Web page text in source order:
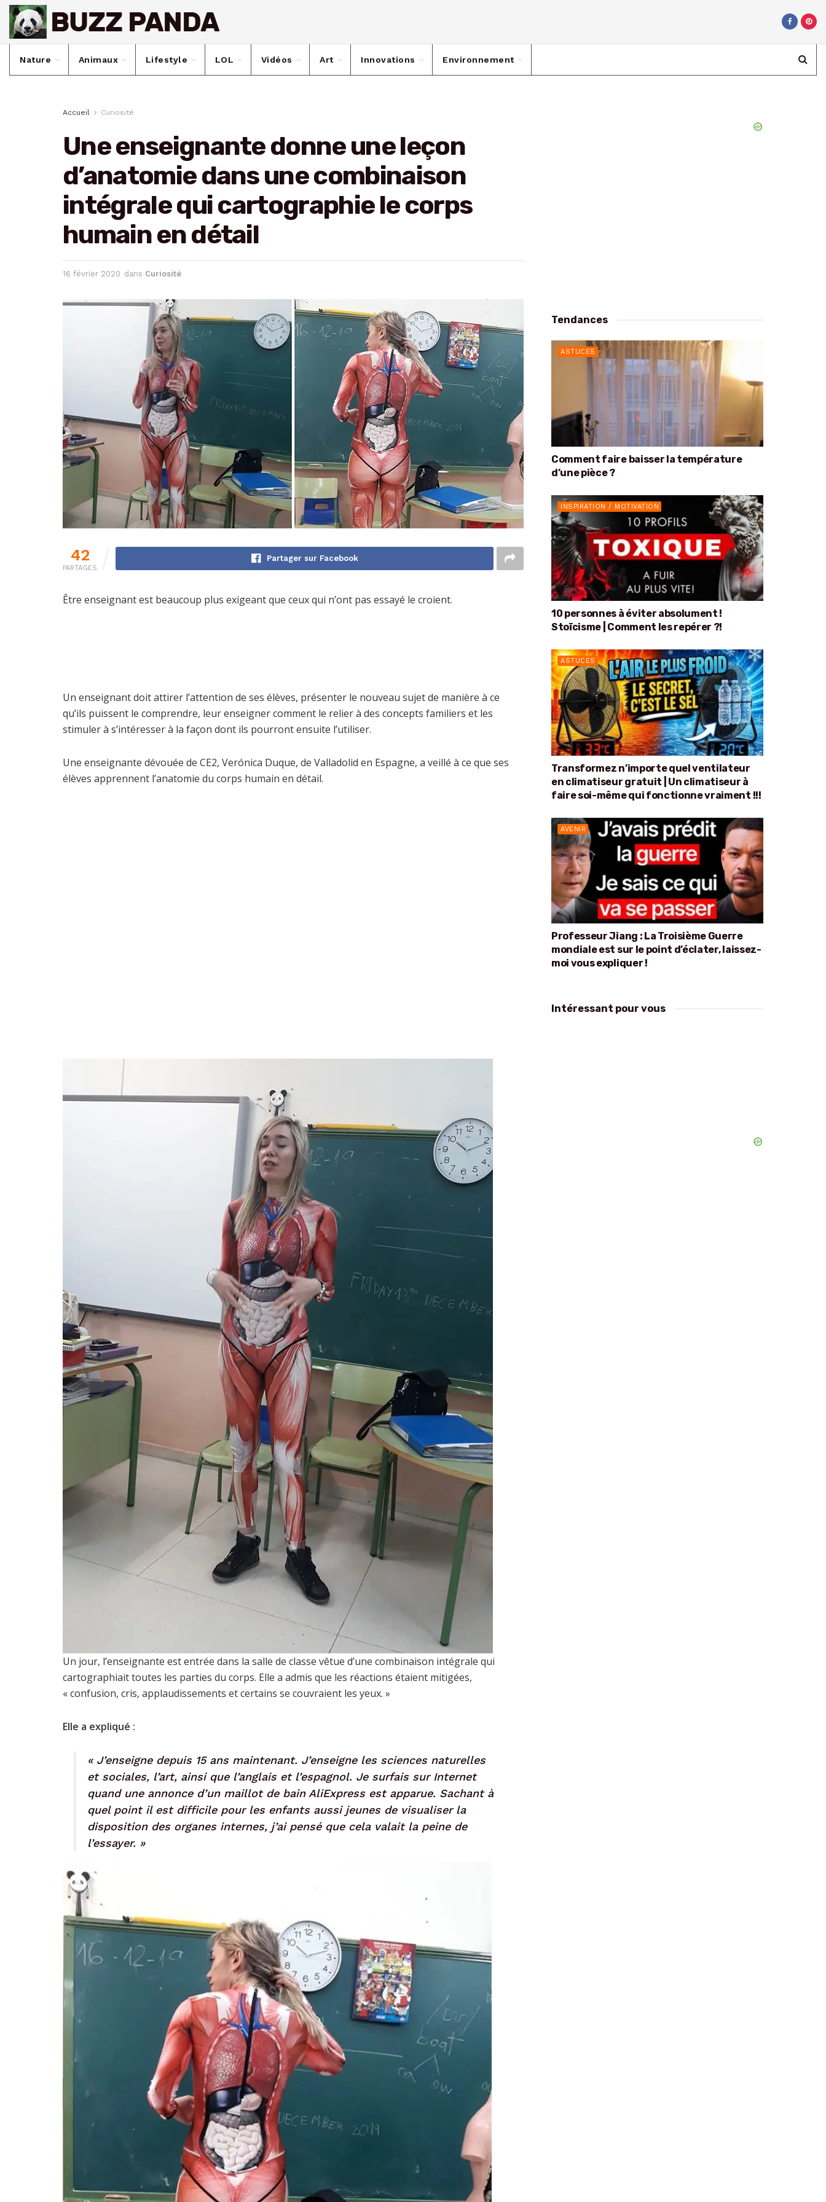
Nature Animaux Lifestyle LOL Vidéos Art Innovations Environnement
Accueil Curiosité
Une enseignante donne une leçon
d’anatomie dans une combinaison
intégrale qui cartographie le corps
humain en détail
16 février 2020 dans Curiosité
42
PARTAGES
Partager sur Facebook
Être enseignant est beaucoup plus exigeant que ceux qui n’ont pas essayé le croient.
Un enseignant doit attirer l’attention de ses élèves, présenter le nouveau sujet de manière à ce
qu’ils puissent le comprendre, leur enseigner comment le relier à des concepts familiers et les
stimuler à s’intéresser à la façon dont ils pourront ensuite l’utiliser.
Une enseignante dévouée de CE2, Verónica Duque, de Valladolid en Espagne, a veillé à ce que ses
élèves apprennent l’anatomie du corps humain en détail.
Un jour, l’enseignante est entrée dans la salle de classe vêtue d’une combinaison intégrale qui
cartographiait toutes les parties du corps. Elle a admis que les réactions étaient mitigées,
« confusion, cris, applaudissements et certains se couvraient les yeux. »
Elle a expliqué :
« J’enseigne depuis 15 ans maintenant. J’enseigne les sciences naturelles
et sociales, l’art, ainsi que l’anglais et l’espagnol. Je surfais sur Internet
quand une annonce d’un maillot de bain AliExpress est apparue. Sachant à
quel point il est difficile pour les enfants aussi jeunes de visualiser la
disposition des organes internes, j’ai pensé que cela valait la peine de
l’essayer. »
Tendances
ASTUCES
Comment faire baisser la température
d’une pièce ?
INSPIRATION / MOTIVATION
10 personnes à éviter absolument !
Stoïcisme | Comment les repérer ?!
ASTUCES
Transformez n’importe quel ventilateur
en climatiseur gratuit | Un climatiseur à
faire soi-même qui fonctionne vraiment !!!
AVENIR
Professeur Jiang : La Troisième Guerre
mondiale est sur le point d’éclater, laissez-
moi vous expliquer !
Intéressant pour vous